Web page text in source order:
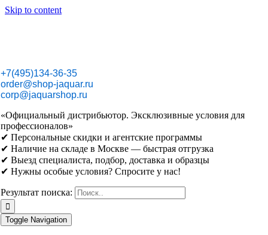
Skip to content
+7(495)134-36-35
order@shop-jaquar.ru
corp@jaquarshop.ru
«Официальный дистрибьютор. Эксклюзивные условия для
профессионалов»
✔ Персональные скидки и агентские программы
✔ Наличие на складе в Москве — быстрая отгрузка
✔ Выезд специалиста, подбор, доставка и образцы
✔ Нужны особые условия? Спросите у нас!
Результат поиска:
Toggle Navigation